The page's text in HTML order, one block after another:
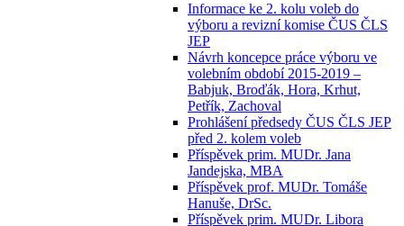
Informace ke 2. kolu voleb do
výboru a revizní komise ČUS ČLS
JEP
Návrh koncepce práce výboru ve
volebním období 2015-2019 –
Babjuk, Broďák, Hora, Krhut,
Petřík, Zachoval
Prohlášení předsedy ČUS ČLS JEP
před 2. kolem voleb
Příspěvek prim. MUDr. Jana
Jandejska, MBA
Příspěvek prof. MUDr. Tomáše
Hanuše, DrSc.
Příspěvek prim. MUDr. Libora